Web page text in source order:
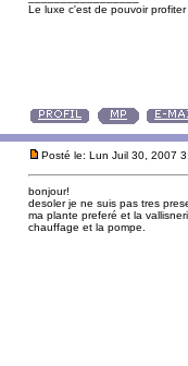
Le luxe c'est de pouvoir
Posté le: Lun Juil 30, 2007
bonjour!
desoler je ne suis pas tres
ma plante preferé et la
chauffage et la pompe.